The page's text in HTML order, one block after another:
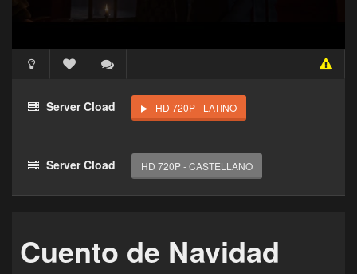
Haz clic 3 veces en el botón para desbloquear este
reproductor
Clic 1 - Abrir primer enlace
Server Cload HD 720P - LATINO
Server Cload HD 720P - CASTELLANO
Cuento de Navidad